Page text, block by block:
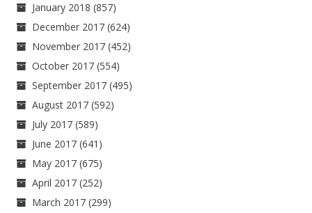
January 2018 (857)
December 2017 (624)
November 2017 (452)
October 2017 (554)
September 2017 (495)
August 2017 (592)
July 2017 (589)
June 2017 (641)
May 2017 (675)
April 2017 (252)
March 2017 (299)